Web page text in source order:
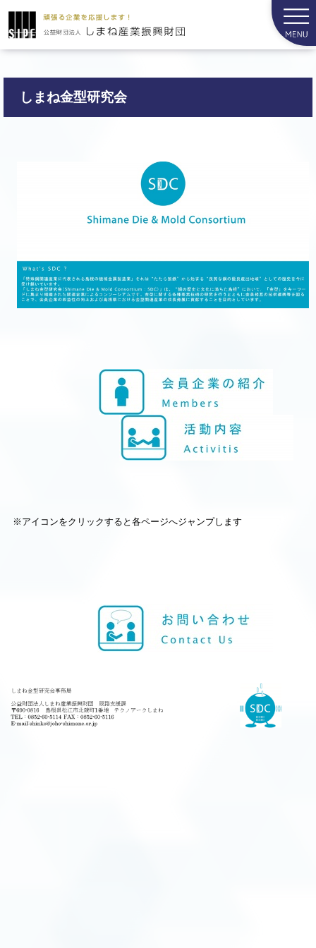
しまね金型研究会
※アイコンをクリックすると各ページへジャンプします